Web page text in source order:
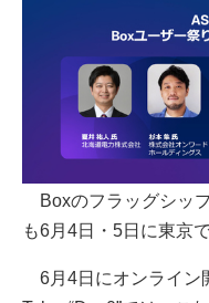
Boxのフラッグシッ
も6月4日・5日に東京
6月4日にオンライン